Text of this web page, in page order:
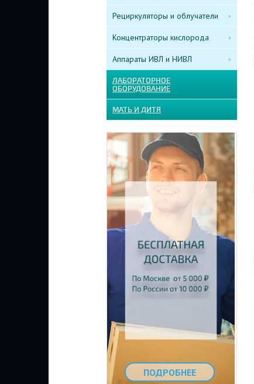
Рециркуляторы и облучатели
Концентраторы кислорода
Аппараты ИВЛ и НИВЛ
ЛАБОРАТОРНОЕ
ОБОРУДОВАНИЕ
МАТЬ И ДИТЯ
ПОДРОБНЕЕ